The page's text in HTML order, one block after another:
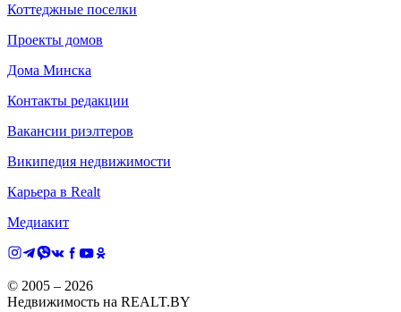
Коттеджные поселки
Проекты домов
Дома Минска
Контакты редакции
Вакансии риэлтеров
Википедия недвижимости
Карьера в Realt
Медиакит
© 2005 – 2026
Недвижимость на REALT.BY